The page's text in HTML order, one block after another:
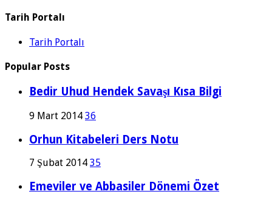
Tarih Portalı
Tarih Portalı
Popular Posts
Bedir Uhud Hendek Savaşı Kısa Bilgi
9 Mart 2014 36
Orhun Kitabeleri Ders Notu
7 Şubat 2014 35
Emeviler ve Abbasiler Dönemi Özet